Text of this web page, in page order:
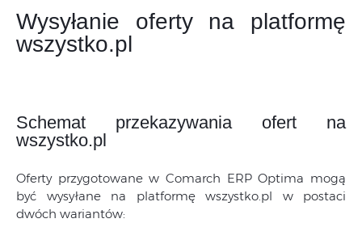
Wysyłanie oferty na platformę
wszystko.pl
Schemat przekazywania ofert na
wszystko.pl
Oferty przygotowane w Comarch ERP Optima mogą
być wysyłane na platformę wszystko.pl w postaci
dwóch wariantów: